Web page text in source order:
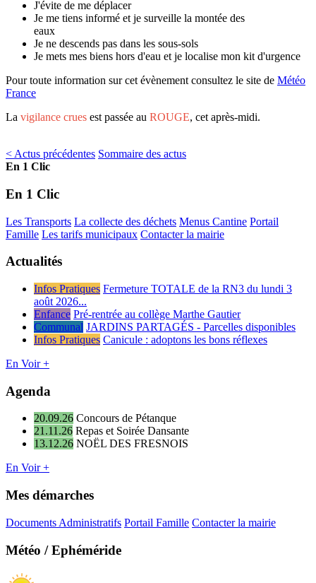
J'évite de me déplacer
Je me tiens informé et je surveille la montée des
eaux
Je ne descends pas dans les sous-sols
Je mets mes biens hors d'eau et je localise mon kit d'urgence
Pour toute information sur cet évènement consultez le site de Météo
France
La vigilance crues est passée au ROUGE, cet après-midi.
< Actus précédentes Sommaire des actus
En 1 Clic
En 1 Clic
Les Transports La collecte des déchets Menus Cantine Portail
Famille Les tarifs municipaux Contacter la mairie
Actualités
Infos Pratiques Fermeture TOTALE de la RN3 du lundi 3
août 2026...
Enfance Pré-rentrée au collège Marthe Gautier
Communal JARDINS PARTAGÉS - Parcelles disponibles
Infos Pratiques Canicule : adoptons les bons réflexes
En Voir +
Agenda
20.09.26 Concours de Pétanque
21.11.26 Repas et Soirée Dansante
13.12.26 NOËL DES FRESNOIS
En Voir +
Mes démarches
Documents Administratifs Portail Famille Contacter la mairie
Météo / Ephéméride